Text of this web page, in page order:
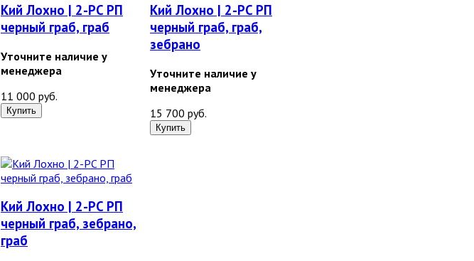
Кий Лохно | 2-PC РП
черный граб, граб
Уточните наличие у
менеджера
11 000 руб.
Кий Лохно | 2-PC РП
черный граб, граб,
зебрано
Уточните наличие у
менеджера
15 700 руб.
Кий Лохно | 2-PC РП
черный граб, зебрано,
граб